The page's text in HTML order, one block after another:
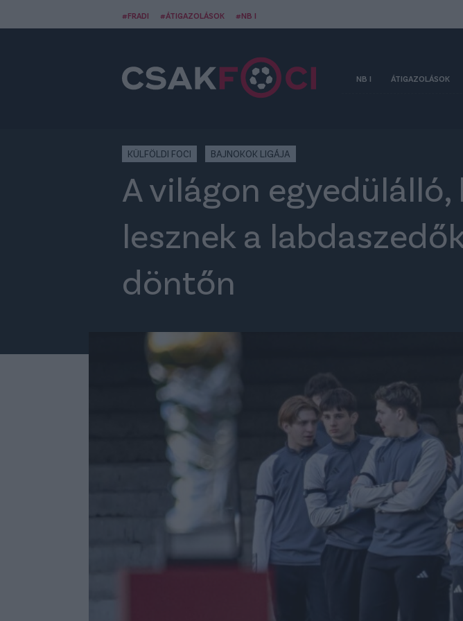
#FRADI #ÁTIGAZOLÁSOK #NB I
NB I ÁTIGAZOLÁSOK
KÜLFÖLDI FOCI BAJNOKOK LIGÁJA
A világon
lesznek a
döntőn